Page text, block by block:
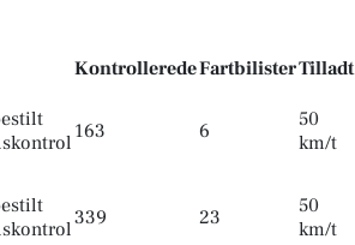
KontrolleredeFartbilisterTilladt
163 6
50
km/t
339 23
50
km/t